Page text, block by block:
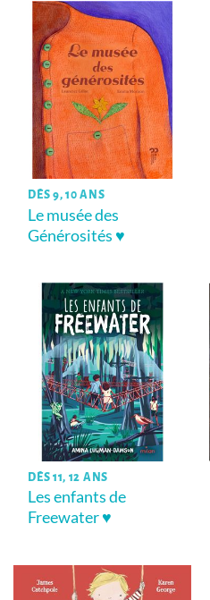
DÈS 9, 10 ANS
Le musée des
Générosités ♥
DÈS 11, 12 ANS
Les enfants de
Freewater ♥